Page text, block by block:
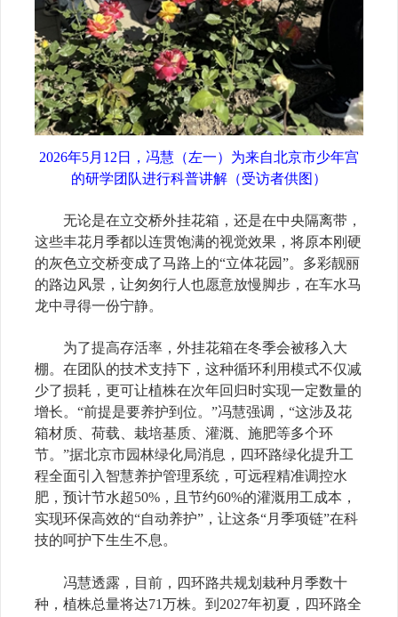
2026年5月12日，冯慧（左一）为来自北京市少年宫
的研学团队进行科普讲解（受访者供图）
无论是在立交桥外挂花箱，还是在中央隔离带，
这些丰花月季都以连贯饱满的视觉效果，将原本刚硬
的灰色立交桥变成了马路上的“立体花园”。多彩靓丽
的路边风景，让匆匆行人也愿意放慢脚步，在车水马
龙中寻得一份宁静。
为了提高存活率，外挂花箱在冬季会被移入大
棚。在团队的技术支持下，这种循环利用模式不仅减
少了损耗，更可让植株在次年回归时实现一定数量的
增长。“前提是要养护到位。”冯慧强调，“这涉及花
箱材质、荷载、栽培基质、灌溉、施肥等多个环
节。”据北京市园林绿化局消息，四环路绿化提升工
程全面引入智慧养护管理系统，可远程精准调控水
肥，预计节水超50%，且节约60%的灌溉用工成本，
实现环保高效的“自动养护”，让这条“月季项链”在科
技的呵护下生生不息。
冯慧透露，目前，四环路共规划栽种月季数十
种，植株总量将达71万株。到2027年初夏，四环路全